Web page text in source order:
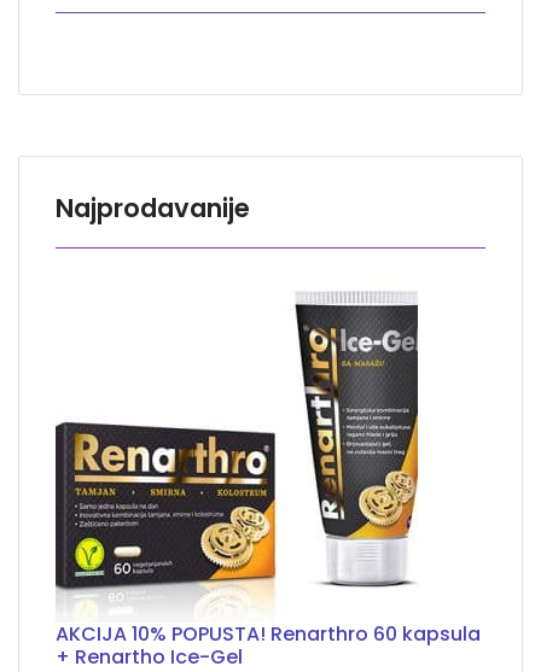
Najprodavanije
AKCIJA 10% POPUSTA! Renarthro 60 kapsula
+ Renartho Ice-Gel